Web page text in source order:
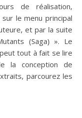
de réalisation,
le menu principal
et par la suite
(Saga) ». Le
tout à fait se lire
la conception de
parcourez les